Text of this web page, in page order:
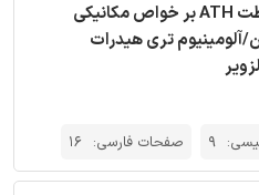
ترجمه مقاله تاثیر غلظت ATH بر خواص مکانیکی
آلومینیوم تری هیدرات
9 صفحات فارسی: 16